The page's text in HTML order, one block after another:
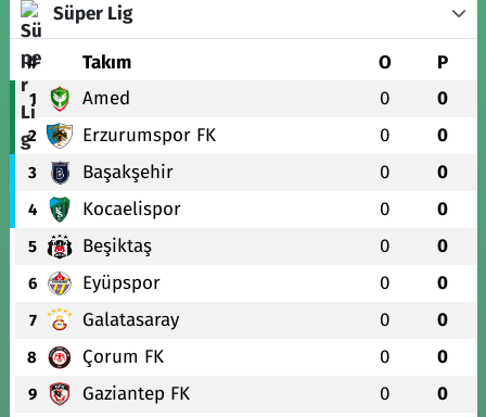
Süper Lig
# Takım O P
1 Amed 0 0
2 Erzurumspor FK 0 0
3 Başakşehir 0 0
4 Kocaelispor 0 0
5 Beşiktaş 0 0
6 Eyüpspor 0 0
7 Galatasaray 0 0
8 Çorum FK 0 0
9 Gaziantep FK 0 0